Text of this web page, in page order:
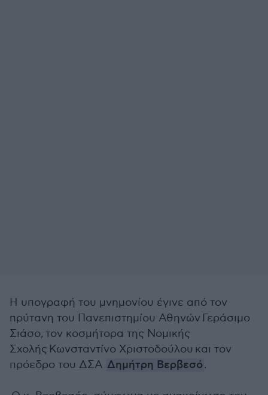
Η υπογραφή του μνημονίου έγινε από τον
πρύτανη του Πανεπιστημίου Αθηνών Γεράσιμο
Σιάσο, τον κοσμήτορα της Νομικής
Σχολής Κωνσταντίνο Χριστοδούλου και τον
πρόεδρο του ΔΣΑ Δημήτρη Βερβεσό.